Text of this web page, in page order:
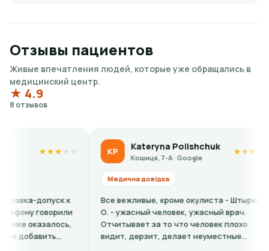
Отзывы пациентов
Живые впечатления людей, которые уже обращались в
медицинский центр.
★ 4.9
8 отзывов
★
к
KP Kateryna Polishchuk
Кошиця, 7-А · Google
★★★ ★
Медична довідка
Все вежливые, кроме окулиста - Штыркало
О. - ужасный человек, ужасный врач.
Отчитывает за то что человек плохо
видит, дерзит, делает неуместные